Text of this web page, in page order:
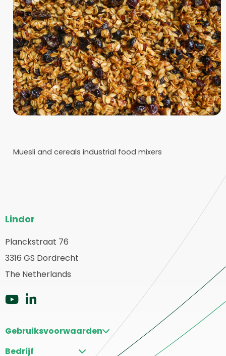
Muesli and cereals industrial food mixers
footer
Lindor
Planckstraat 76
3316 GS Dordrecht
The Netherlands
Ga
Youtube
Ga
LinkedIn
Gebruiksvoorwaarden
Bedrijf